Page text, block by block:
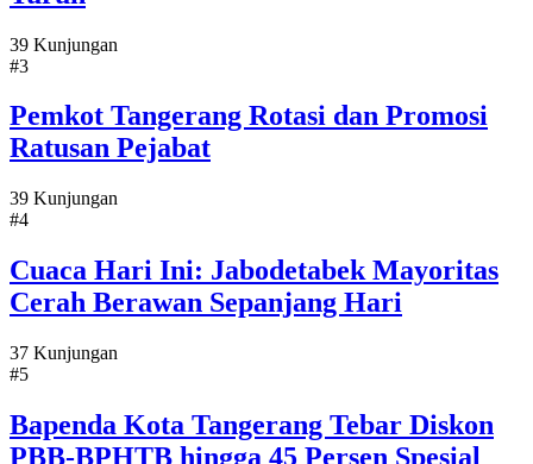
39 Kunjungan
#3
Pemkot Tangerang Rotasi dan Promosi
Ratusan Pejabat
39 Kunjungan
#4
Cuaca Hari Ini: Jabodetabek Mayoritas
Cerah Berawan Sepanjang Hari
37 Kunjungan
#5
Bapenda Kota Tangerang Tebar Diskon
PBB-BPHTB hingga 45 Persen Spesial